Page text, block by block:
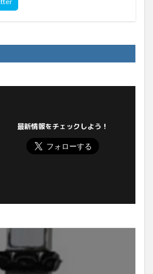
最新情報をチェックしよう！